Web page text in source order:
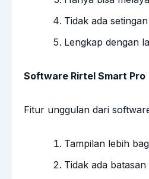
Tidak ada
Lengkap dengan
Software Rirtel Smart Pro
Fitur unggulan dari
Tampilan lebih
Tidak ada